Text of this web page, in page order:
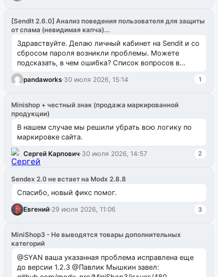
[SendIt 2.6.0] Анализ поведения пользователя для защиты
от спама (невидимая капча)...
Здравствуйте. Делаю личный кабинет на Sendit и со
сбросом пароля возникли проблемы. Можете
подсказать, в чем ошибка? Список вопросов в
одноименном разделе на modx.pro пока пуст, и,...
pandaworks·30 июля 2026, 15:14 1
Minishop + честный знак (продажа маркированной
продукции)
В нашем случае мы решили убрать всю логику по
маркировке сайта.
Сергей Карпович·30 июля 2026, 14:57 2
Sendex 2.0 не встает на Modx 2.8.8
Спасибо, новый фикс помог.
Евгений·29 июля 2026, 11:06 3
MiniShop3 - Не выводятся товары дополнительных
категорий
@SYAN ваша указанная проблема исправлена еще
до версии 1.2.3 @Павлик Мышкин завел: